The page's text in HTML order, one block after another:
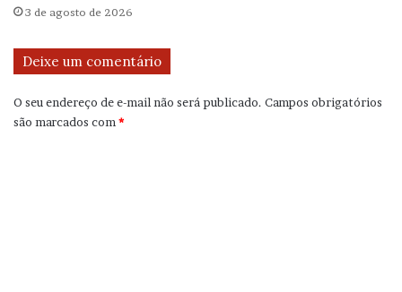
3 de agosto de 2026
Deixe um comentário
O seu endereço de e-mail não será publicado. Campos obrigatórios
são marcados com*